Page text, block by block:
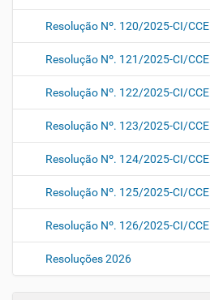
Resolução Nº. 120/2025-CI/CCE
Resolução Nº. 121/2025-CI/CCE
Resolução Nº. 122/2025-CI/CCE
Resolução Nº. 123/2025-CI/CCE
Resolução Nº. 124/2025-CI/CCE
Resolução Nº. 125/2025-CI/CCE
Resolução Nº. 126/2025-CI/CCE
Resoluções 2026